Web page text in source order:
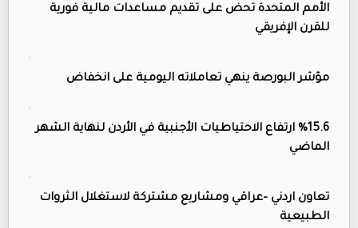
الأمم المتحدة تحض على تقديم مساعدات مالية فورية
للقرن الإفريقي
مؤشر البورصة ينهي تعاملاته اليومية على انخفاض
%15.6 ارتفاع الاحتياطيات الأجنبية في الأردن لنهاية الشهر
الماضي
تعاون اردني –عراقي ومشاريع مشتركة لاستغلال الثروات
الطبيعية